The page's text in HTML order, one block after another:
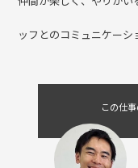
次のステップとして、
を出す「マネージャー」
仲間が楽しく、やりが
ッフとのコミュニケー